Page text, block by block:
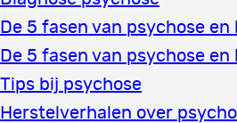
De 5 fasen van psychose en
De 5 fasen van psychose
Tips bij psychose
Herstelverhalen over